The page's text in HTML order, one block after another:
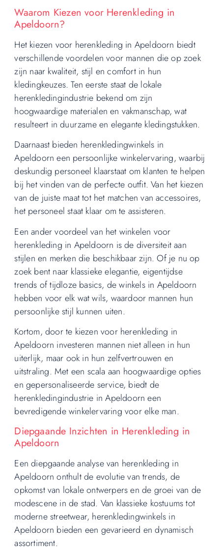
Waarom Kiezen voor Herenkleding in
Apeldoorn?
Het kiezen voor herenkleding in Apeldoorn biedt
verschillende voordelen voor mannen die op zoek
zijn naar kwaliteit, stijl en comfort in hun
kledingkeuzes. Ten eerste staat de lokale
herenkledingindustrie bekend om zijn
hoogwaardige materialen en vakmanschap, wat
resulteert in duurzame en elegante kledingstukken.
Daarnaast bieden herenkledingwinkels in
Apeldoorn een persoonlijke winkelervaring, waarbij
deskundig personeel klaarstaat om klanten te helpen
bij het vinden van de perfecte outfit. Van het kiezen
van de juiste maat tot het matchen van accessoires,
het personeel staat klaar om te assisteren.
Een ander voordeel van het winkelen voor
herenkleding in Apeldoorn is de diversiteit aan
stijlen en merken die beschikbaar zijn. Of je nu op
zoek bent naar klassieke elegantie, eigentijdse
trends of tijdloze basics, de winkels in Apeldoorn
hebben voor elk wat wils, waardoor mannen hun
persoonlijke stijl kunnen uiten.
Kortom, door te kiezen voor herenkleding in
Apeldoorn investeren mannen niet alleen in hun
uiterlijk, maar ook in hun zelfvertrouwen en
uitstraling. Met een scala aan hoogwaardige opties
en gepersonaliseerde service, biedt de
herenkledingindustrie in Apeldoorn een
bevredigende winkelervaring voor elke man.
Diepgaande Inzichten in Herenkleding in
Apeldoorn
Een diepgaande analyse van herenkleding in
Apeldoorn onthult de evolutie van trends, de
opkomst van lokale ontwerpers en de groei van de
modescene in de stad. Van klassieke kostuums tot
moderne streetwear, herenkledingwinkels in
Apeldoorn bieden een gevarieerd en dynamisch
assortiment.